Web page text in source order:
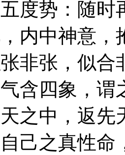
度势：随时
内中神意，
非张，似合
含四象，谓
之中，返先
己之真性